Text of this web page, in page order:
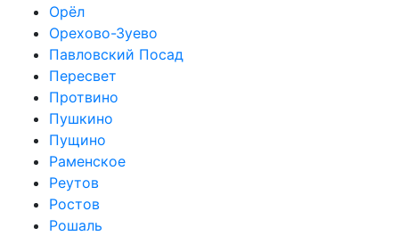
Орёл
Орехово-Зуево
Павловский Посад
Пересвет
Протвино
Пушкино
Пущино
Раменское
Реутов
Ростов
Рошаль